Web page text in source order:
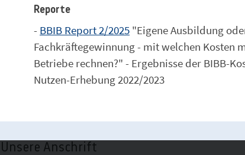
Reporte
- BBIB Report 2/2025 "Eigene Ausbildung
Fachkräftegewinnung - mit welchen Kosten
Betriebe rechnen?" - Ergebnisse der BIBB-
Nutzen-Erhebung 2022/2023
Unsere Anschrift